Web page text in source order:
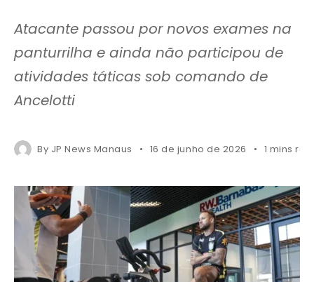
Atacante passou por novos exames na
panturrilha e ainda não participou de
atividades táticas sob comando de
Ancelotti
By JP News Manaus 16 de junho de 2026 1 mins